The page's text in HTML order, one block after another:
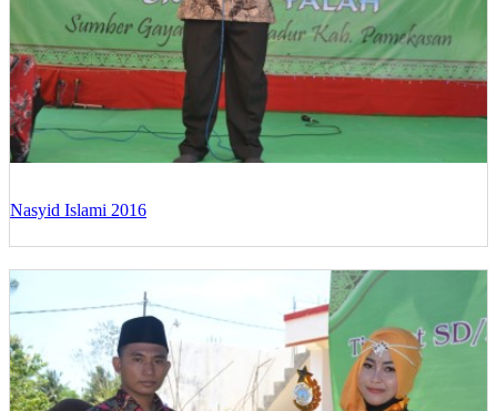
Nasyid Islami 2016